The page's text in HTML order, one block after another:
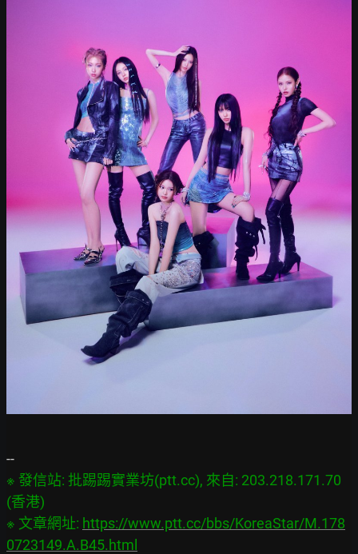
※ 發信站: 批踢踢實業坊(ptt.cc), 來自: 203.218.171.70
(香港)
※ 文章網址: https://www.ptt.cc/bbs/KoreaStar/M.178
0723149.A.B45.html